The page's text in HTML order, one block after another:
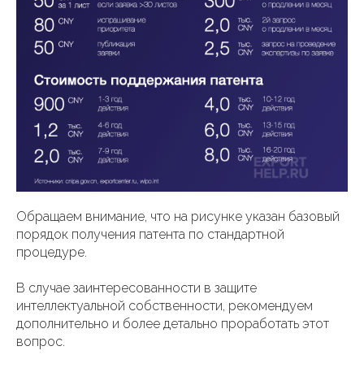
Обращаем внимание, что на рисунке указан базовый
порядок получения патента по стандартной
процедуре.
В случае заинтересованности в защите
интеллектуальной собственности, рекомендуем
дополнительно и более детально проработать этот
вопрос.